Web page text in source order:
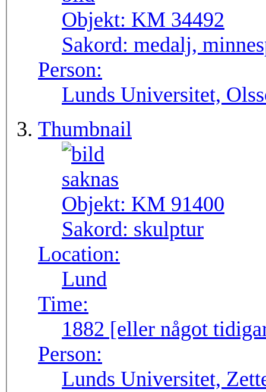
Objekt: KM 34492
Sakord: medalj,
Person:
Lunds Universitet,
Thumbnail
Objekt: KM 91400
Sakord: skulptur
Location:
Lund
Time:
1882 [eller något
Person:
Lunds Universitet,